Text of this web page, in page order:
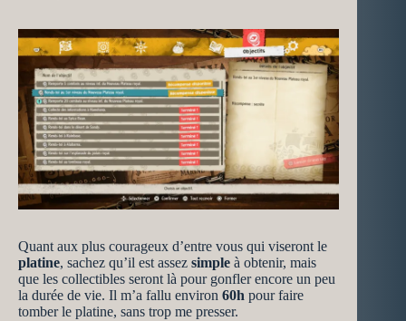
Quant aux plus courageux d’entre vous qui viseront le
platine, sachez qu’il est assez simple à obtenir, mais
que les collectibles seront là pour gonfler encore un peu
la durée de vie. Il m’a fallu environ 60h pour faire
tomber le platine, sans trop me presser.